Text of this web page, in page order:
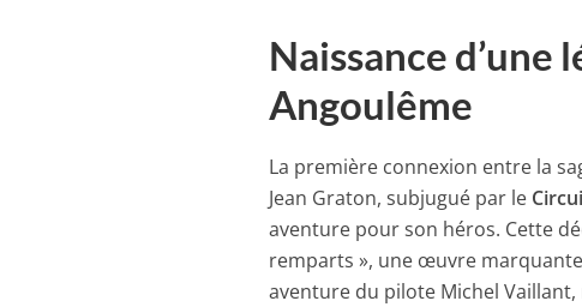
Naissance d’une
Angoulême
La première connexion entre la
Jean Graton, subjugué par le
aventure pour son héros. Cette
remparts », une œuvre marquante
aventure du pilote Michel